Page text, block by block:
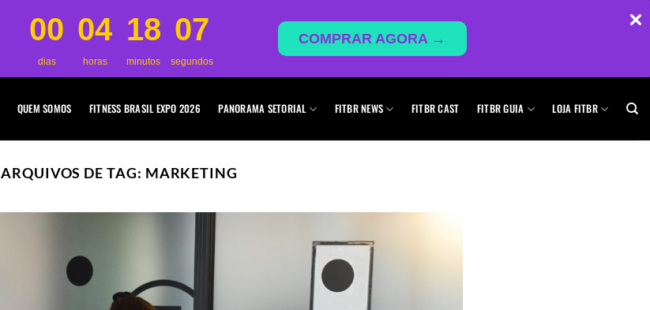
00
dias
04
horas
18
minutos
05
segundos
COMPRAR AGORA →
QUEM SOMOS FITNESS BRASIL EXPO 2026 PANORAMA SETORIAL FITBR NEWS FITBR CAST FITBR GUIA LOJA FITBR
ARQUIVOS DE TAG: MARKETING